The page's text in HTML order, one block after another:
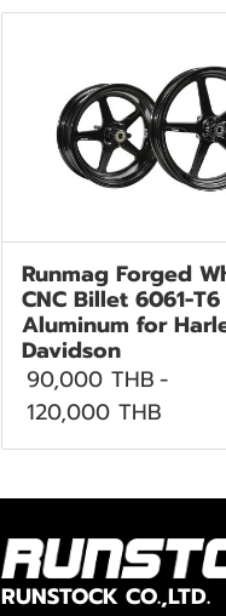
Runmag Forged
CNC Billet 6061-T6
Aluminum for
Davidson
90,000 THB-
120,000 THB
RUNSTOCK CO.,LTD.